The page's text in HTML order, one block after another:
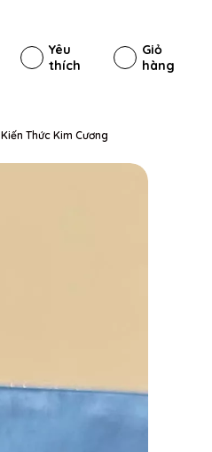
Kiến Thức Kim Cương
Giỏ
hàng
Yêu
thích